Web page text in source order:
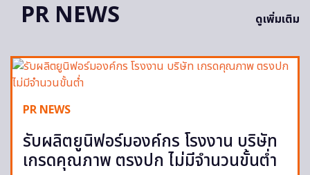
PR NEWS ดูเพิ่มเติม
PR NEWS
รับผลิตยูนิฟอร์มองค์กร โรงงาน บริษัท
เกรดคุณภาพ ตรงปก ไม่มีจำนวนขั้นต่ำ